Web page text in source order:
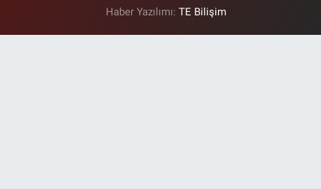
Haber Yazılımı:TE Bilişim